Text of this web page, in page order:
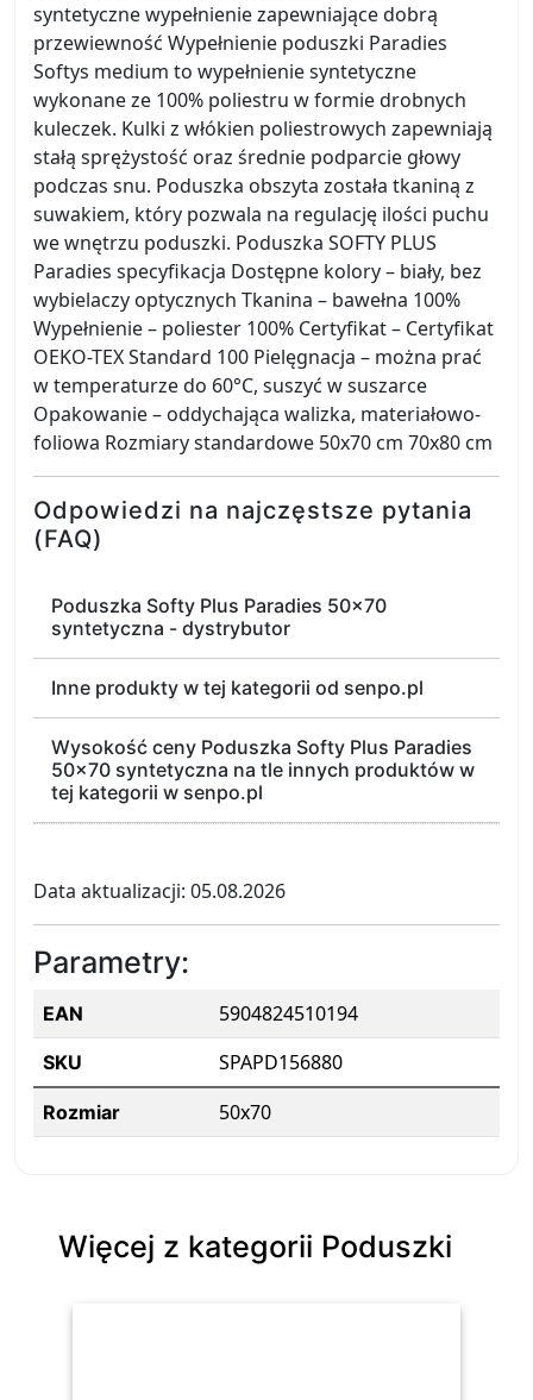
syntetyczne wypełnienie zapewniające dobrą
przewiewność Wypełnienie poduszki Paradies
Softys medium to wypełnienie syntetyczne
wykonane ze 100% poliestru w formie drobnych
kuleczek. Kulki z włókien poliestrowych zapewniają
stałą sprężystość oraz średnie podparcie głowy
podczas snu. Poduszka obszyta została tkaniną z
suwakiem, który pozwala na regulację ilości puchu
we wnętrzu poduszki. Poduszka SOFTY PLUS
Paradies specyfikacja Dostępne kolory – biały, bez
wybielaczy optycznych Tkanina – bawełna 100%
Wypełnienie – poliester 100% Certyfikat – Certyfikat
OEKO-TEX Standard 100 Pielęgnacja – można prać
w temperaturze do 60°C, suszyć w suszarce
Opakowanie – oddychająca walizka, materiałowo-
foliowa Rozmiary standardowe 50x70 cm 70x80 cm
Odpowiedzi na najczęstsze pytania
(FAQ)
Poduszka Softy Plus Paradies 50x70
syntetyczna - dystrybutor
Inne produkty w tej kategorii od senpo.pl
Wysokość ceny Poduszka Softy Plus Paradies
50x70 syntetyczna na tle innych produktów w
tej kategorii w senpo.pl
Data aktualizacji: 05.08.2026
Parametry:
EAN 5904824510194
SKU SPAPD156880
Rozmiar 50x70
Więcej z kategorii Poduszki